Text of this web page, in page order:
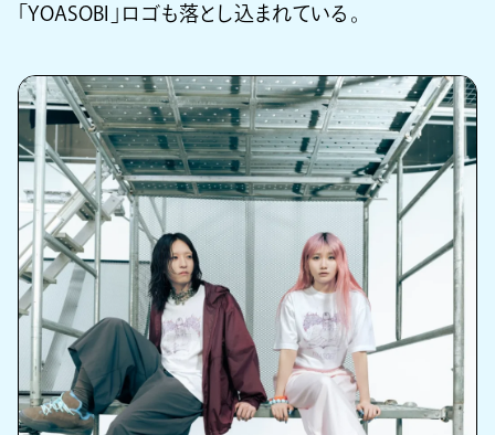
「YOASOBI」ロゴも落とし込まれている。